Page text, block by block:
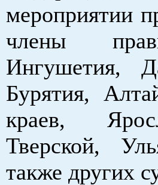
мероприятии
члены
Ингушетия,
Бурятия,
краев,
Тверской,
также других